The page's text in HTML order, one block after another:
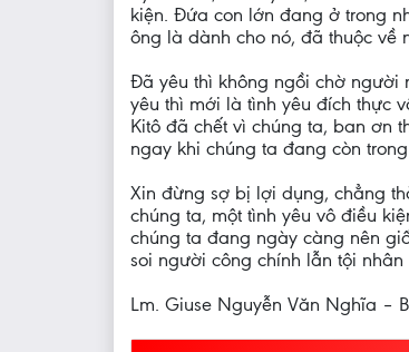
kiện. Đứa con lớn đang ở trong
ông là dành cho nó, đã thuộc về
Đã yêu thì không ngồi chờ người
yêu thì mới là tình yêu đích thực
Kitô đã chết vì chúng ta, ban ơn
ngay khi chúng ta đang còn
Xin đừng sợ bị lợi dụng, chẳng
chúng ta, một tình yêu vô điều
chúng ta đang ngày càng nên
soi người công chính lẫn tội nhân
Lm. Giuse Nguyễn Văn Nghĩa –